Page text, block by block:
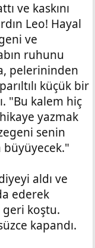
ve kaskını
Leo! Hayal
ve
ruhunu
pelerininden
küçük bir
"Bu kalem hiç
yazmak
senin
büyüyecek."
aldı ve
ederek
geri koştu.
kapandı.